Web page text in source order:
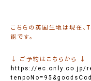
こちらの英国生地は現在
能です。
↓ ご予約はこちらから ↓
https://ec.only.co.jp/